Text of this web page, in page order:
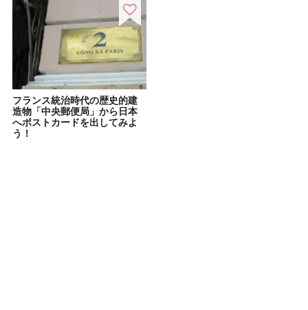
フランス統治時代の歴史的建
造物「中央郵便局」から日本
へポストカードを出してみよ
う！